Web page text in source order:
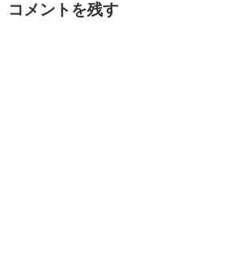
コメントを残す